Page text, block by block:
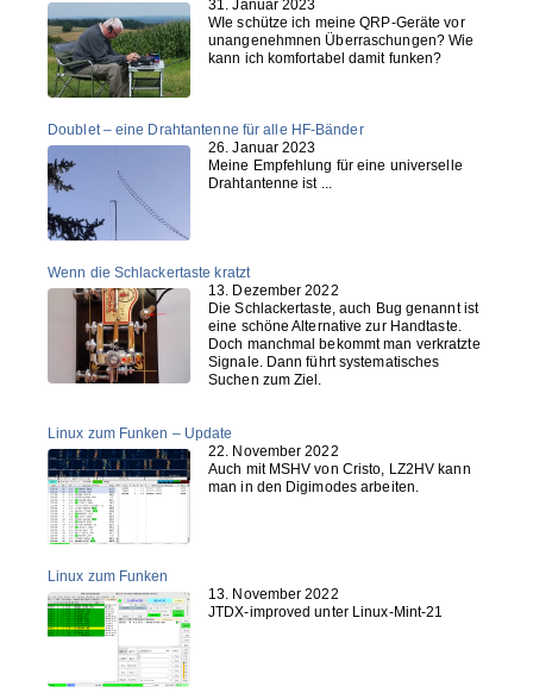
31. Januar 2023
WIe schütze ich meine QRP-Geräte vor
unangenehmnen Überraschungen? Wie
kann ich komfortabel damit funken?
Doublet – eine Drahtantenne für alle HF-Bänder
26. Januar 2023
Meine Empfehlung für eine universelle
Drahtantenne ist ...
Wenn die Schlackertaste kratzt
13. Dezember 2022
Die Schlackertaste, auch Bug genannt ist
eine schöne Alternative zur Handtaste.
Doch manchmal bekommt man verkratzte
Signale. Dann führt systematisches
Suchen zum Ziel.
Linux zum Funken – Update
22. November 2022
Auch mit MSHV von Cristo, LZ2HV kann
man in den Digimodes arbeiten.
Linux zum Funken
13. November 2022
JTDX-improved unter Linux-Mint-21